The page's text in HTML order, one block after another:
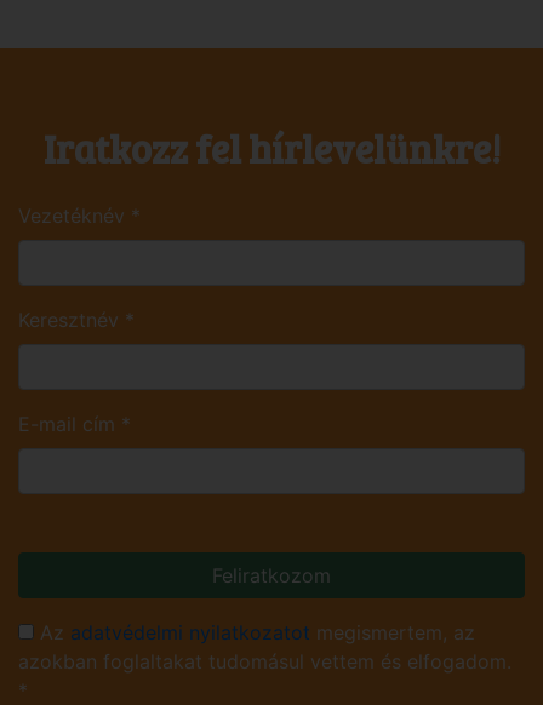
Iratkozz fel hírlevelünkre!
Vezetéknév *
Keresztnév *
E-mail cím *
Feliratkozom
Az adatvédelmi nyilatkozatot megismertem, az
azokban foglaltakat tudomásul vettem és elfogadom.
*